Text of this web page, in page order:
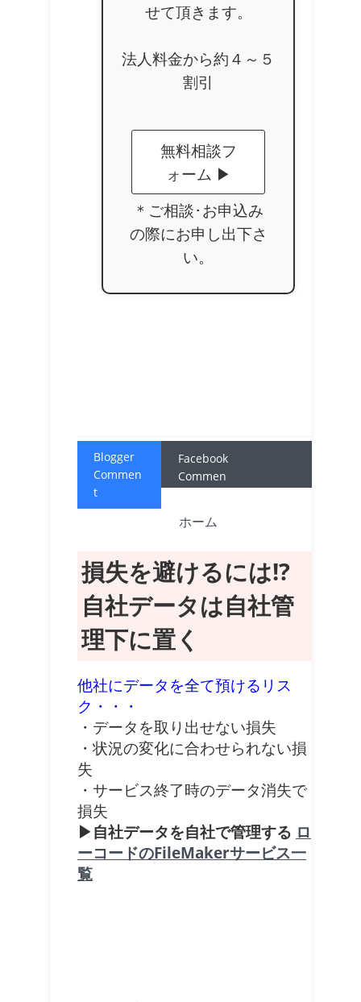
せて頂きます。
法人料金から約４～５
割引
無料相談フ
ォーム ▶
＊ご相談･お申込み
の際にお申し出下さ
い。
Blogger
Commen
t
Facebook
Commen
ホーム
損失を避けるには!?
自社データは自社管
理下に置く
他社にデータを全て預けるリス
ク・・・
・データを取り出せない損失
・状況の変化に合わせられない損
失
・サービス終了時のデータ消失で
損失
▶自社データを自社で管理する ロ
ーコードのFileMakerサービス一
覧